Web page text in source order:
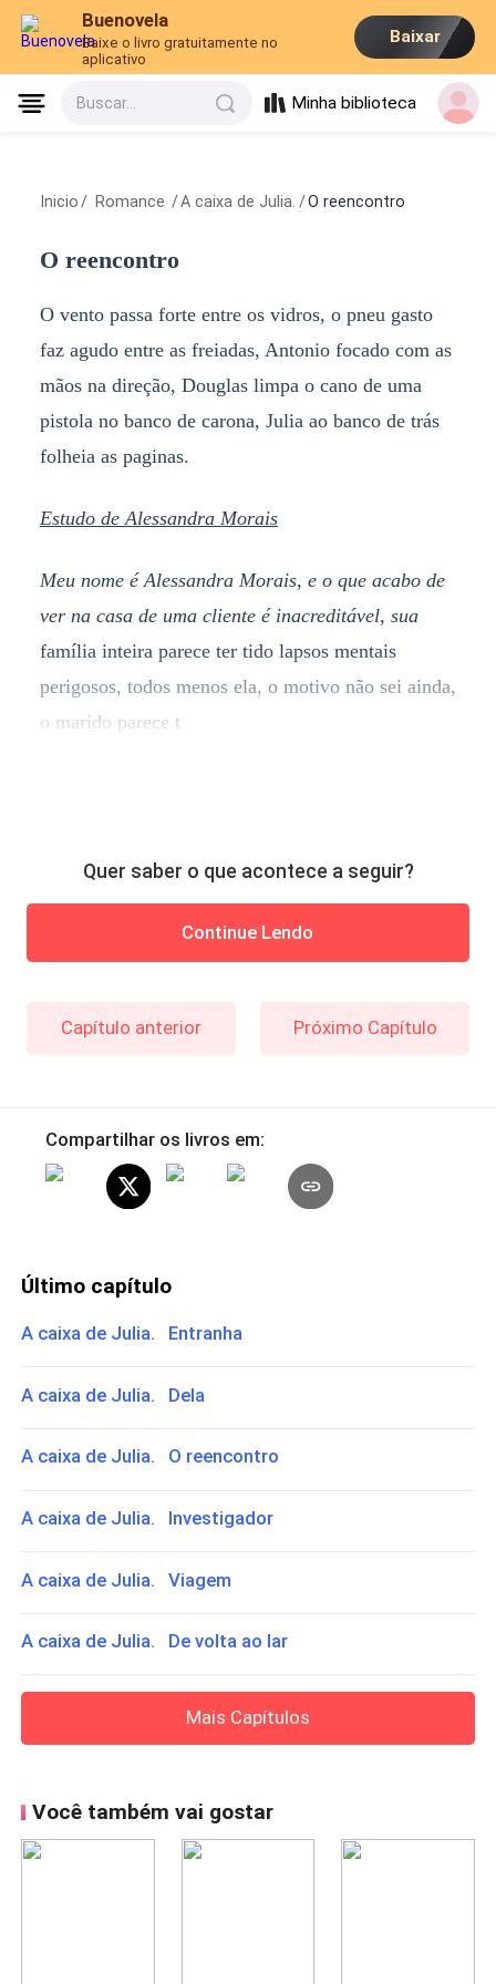
Buenovela
Baixe o livro gratuitamente no
aplicativo
Baixar
Buscar... Minha biblioteca
Inicio / Romance /A caixa de Julia. /O reencontro
O reencontro
O vento passa forte entre os vidros, o pneu gasto
faz agudo entre as freiadas, Antonio focado com as
mãos na direção, Douglas limpa o cano de uma
pistola no banco de carona, Julia ao banco de trás
folheia as paginas.
Estudo de Alessandra Morais
Meu nome é Alessandra Morais, e o que acabo de
ver na casa de uma cliente é inacreditável, sua
família inteira parece ter tido lapsos mentais
perigosos, todos menos ela, o motivo não sei ainda,
o marido parece t
Quer saber o que acontece a seguir?
Continue Lendo
Capítulo anterior Próximo Capítulo
Compartilhar os livros em:
Último capítulo
A caixa de Julia. Entranha
A caixa de Julia. Dela
A caixa de Julia. O reencontro
A caixa de Julia. Investigador
A caixa de Julia. Viagem
A caixa de Julia. De volta ao lar
Mais Capítulos
Você também vai gostar